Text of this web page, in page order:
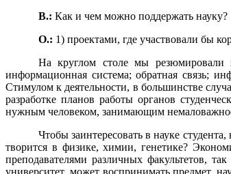
В.: Как и чем можно поддержать науку?
О.: 1) проектами, где участвовали бы
На круглом столе мы резюмировали
информационная система; обратная связь;
Стимулом к деятельности, в большинстве
разработке планов работы органов
нужным человеком, занимающим немаловажное
Чтобы заинтересовать в науке
творится в физике, химии, генетике?
преподавателями различных факультетов,